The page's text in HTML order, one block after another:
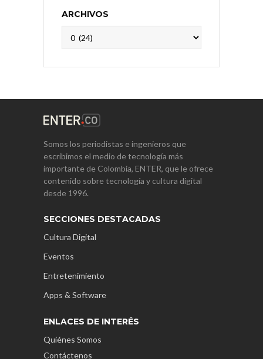
ARCHIVOS
Somos los periodistas e ingenieros que
escribimos el medio de tecnología más
importante de Colombia, ENTER, que le ofrece
contenido sobre tecnología y cultura digital
desde 1996.
SECCIONES DESTACADAS
Cultura Digital
Eventos
Entretenimiento
Apps & Software
ENLACES DE INTERÉS
Quiénes Somos
Contáctenos